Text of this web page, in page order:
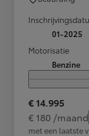
01-2025
Motorisatie
Benzine
€ 14.995
€ 180 /maand
met een laatste